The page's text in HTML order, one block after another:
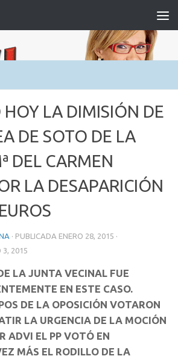
LA DIMISIÓN DE
DE SOTO DE LA
DEL CARMEN
LA DESAPARICIÓN
· PUBLICADA ENERO 28, 2015 ·
3, 2015
LA JUNTA VECINAL FUE
EN ESTE CASO.
DE LA OPOSICIÓN VOTARON
LA URGENCIA DE LA MOCIÓN
ADVI EL PP VOTÓ EN
MÁS EL RODILLO DE LA